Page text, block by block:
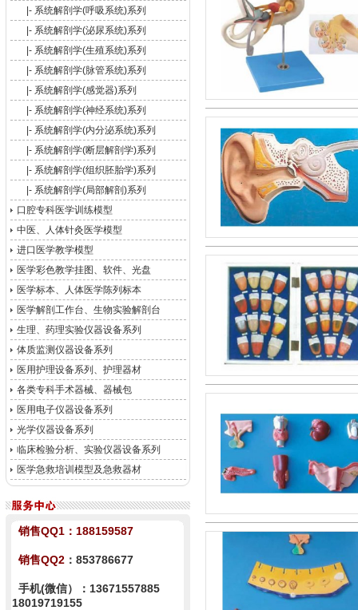
|- 系统解剖学(呼吸系统)系列
|- 系统解剖学(泌尿系统)系列
|- 系统解剖学(生殖系统)系列
|- 系统解剖学(脉管系统)系列
|- 系统解剖学(感觉器)系列
|- 系统解剖学(神经系统)系列
|- 系统解剖学(内分泌系统)系列
|- 系统解剖学(断层解剖学)系列
|- 系统解剖学(组织胚胎学)系列
|- 系统解剖学(局部解剖)系列
口腔专科医学训练模型
中医、人体针灸医学模型
进口医学教学模型
医学彩色教学挂图、软件、光盘
医学标本、人体医学陈列标本
医学解剖工作台、生物实验解剖台
生理、药理实验仪器设备系列
体质监测仪器设备系列
医用护理设备系列、护理器材
各类专科手术器械、器械包
医用电子仪器设备系列
光学仪器设备系列
临床检验分析、实验仪器设备系列
医学急救培训模型及急救器材
销售QQ1： 188159587
销售QQ2 ：853786677
手机(微信）：13671557885
18019719155